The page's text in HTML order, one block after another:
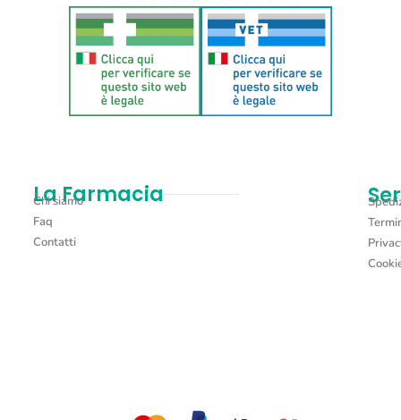
Aggiungi al carrello
La Farmacia
Chi siamo
Faq
Contatti